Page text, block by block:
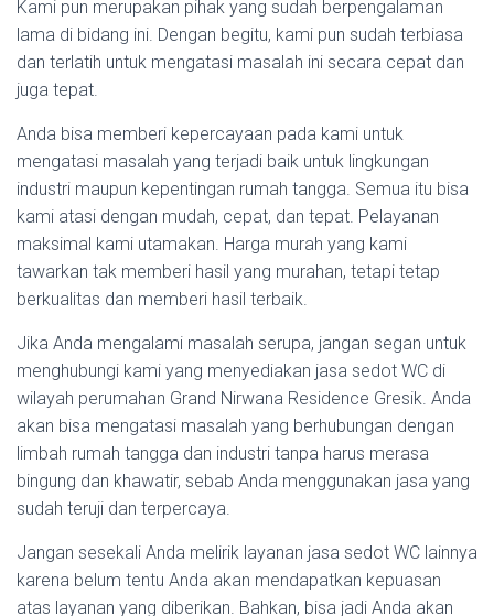
Kami pun merupakan pihak yang sudah berpengalaman
lama di bidang ini. Dengan begitu, kami pun sudah terbiasa
dan terlatih untuk mengatasi masalah ini secara cepat dan
juga tepat.
Anda bisa memberi kepercayaan pada kami untuk
mengatasi masalah yang terjadi baik untuk lingkungan
industri maupun kepentingan rumah tangga. Semua itu bisa
kami atasi dengan mudah, cepat, dan tepat. Pelayanan
maksimal kami utamakan. Harga murah yang kami
tawarkan tak memberi hasil yang murahan, tetapi tetap
berkualitas dan memberi hasil terbaik.
Jika Anda mengalami masalah serupa, jangan segan untuk
menghubungi kami yang menyediakan jasa sedot WC di
wilayah perumahan Grand Nirwana Residence Gresik. Anda
akan bisa mengatasi masalah yang berhubungan dengan
limbah rumah tangga dan industri tanpa harus merasa
bingung dan khawatir, sebab Anda menggunakan jasa yang
sudah teruji dan terpercaya.
Jangan sesekali Anda melirik layanan jasa sedot WC lainnya
karena belum tentu Anda akan mendapatkan kepuasan
atas layanan yang diberikan. Bahkan, bisa jadi Anda akan